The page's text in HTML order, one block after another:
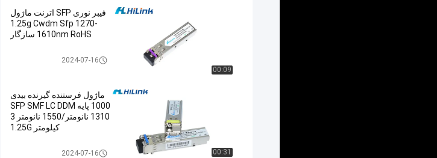
00:09
فیبر نوری SFP اترنت ماژول
1.25g Cwdm Sfp 1270-
1610nm RoHS سازگار
ماژول فرستنده SFP2024-07-16
00:31
ماژول فرستنده گیرنده بیدی
1000 پایه SFP SMF LC DDM
1310 نانومتر/1550 نانومتر 3
کیلومتر 1.25G
ماژول فرستنده SFP2024-07-16